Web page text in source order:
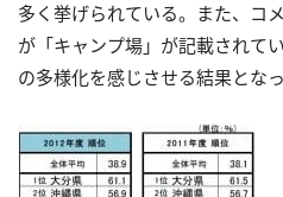
多く挙げられている。また、コ
が「キャンプ場」が記載されて
の多様化を感じさせる結果となっ